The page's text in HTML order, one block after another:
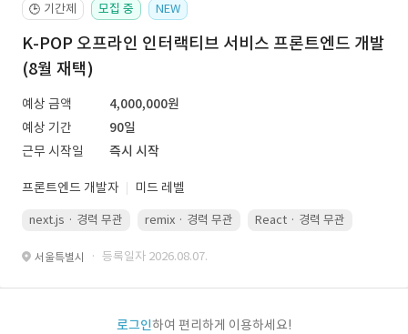
🕒 기간제 모집 중 NEW
K-POP 오프라인 인터랙티브 서비스 프론트엔드 개발
(8월 재택)
예상 금액
4,000,000원
예상 기간
90일
근무 시작일
즉시 시작
프론트엔드 개발자 미드 레벨
next.js · 경력 무관 remix · 경력 무관 React · 경력 무관
서울특별시 · 등록일자 2026.08.07.
로그인하여 편리하게 이용하세요!